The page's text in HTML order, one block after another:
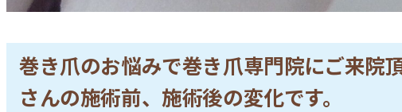
巻き爪のお悩みで巻き爪専門院にご来院
さんの施術前、施術後の変化です。